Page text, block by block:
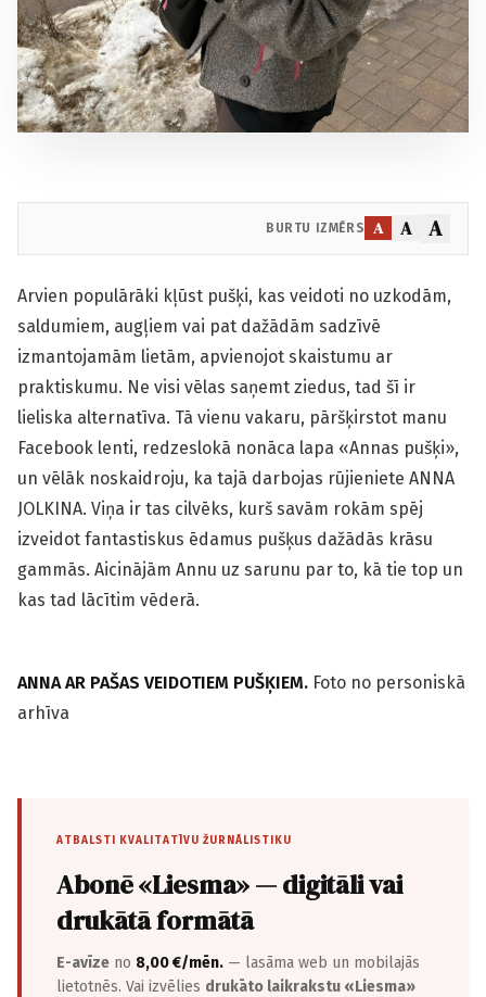
BURTU IZMĒRS A A A
Arvien populārāki kļūst pušķi, kas veidoti no uzkodām,
saldumiem, augļiem vai pat dažādām sadzīvē
izmantojamām lietām, apvienojot skaistumu ar
praktiskumu. Ne visi vēlas saņemt ziedus, tad šī ir
lieliska alternatīva. Tā vienu vakaru, pāršķirstot manu
Facebook lenti, redzeslokā nonāca lapa «Annas pušķi»,
un vēlāk noskaidroju, ka tajā darbojas rūjieniete ANNA
JOLKINA. Viņa ir tas cilvēks, kurš savām rokām spēj
izveidot fantastiskus ēdamus pušķus dažādās krāsu
gammās. Aicinājām Annu uz sarunu par to, kā tie top un
kas tad lācītim vēderā.
ANNA AR PAŠAS VEIDOTIEM PUŠĶIEM. Foto no personiskā
arhīva
ATBALSTI KVALITATĪVU ŽURNĀLISTIKU
Abonē «Liesma» — digitāli vai
drukātā formātā
E-avīze no 8,00 €/mēn. — lasāma web un mobilajās
lietotnēs. Vai izvēlies drukāto laikrakstu «Liesma»